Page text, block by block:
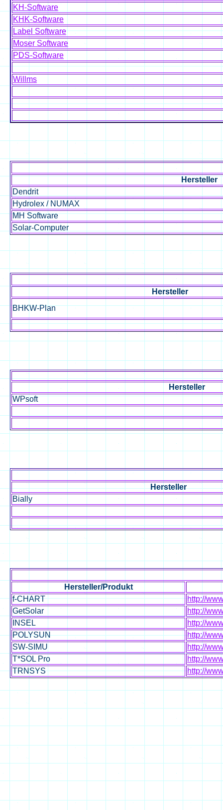
KH-Software
KHK-Software
Label Software
Moser Software
PDS-Software
Willms
Hersteller
Dendrit
Hydrolex / NUMAX
MH Software
Solar-Computer
Hersteller
BHKW-Plan
Hersteller
WPsoft
Hersteller
Bially
Hersteller/Produkt
f-CHART
http://
GetSolar
http://
INSEL
http://
POLYSUN
http://
SW-SIMU
http://
T*SOL Pro
http://
TRNSYS
http://